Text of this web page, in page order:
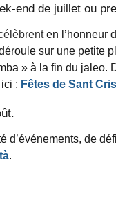
end de juillet ou
en l’honneur
sur une petite
» à la fin du jaleo.
: Fêtes de Sant
de
.